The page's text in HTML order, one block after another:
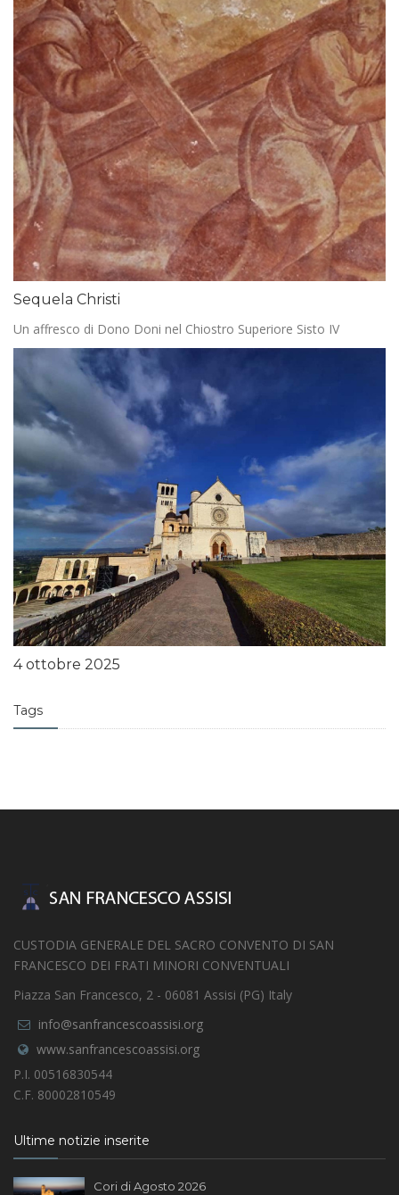
Sequela Christi
Un affresco di Dono Doni nel Chiostro Superiore Sisto IV
4 ottobre 2025
Tags
CUSTODIA GENERALE DEL SACRO CONVENTO DI SAN
FRANCESCO DEI FRATI MINORI CONVENTUALI
Piazza San Francesco, 2 - 06081 Assisi (PG) Italy
info@sanfrancescoassisi.org
www.sanfrancescoassisi.org
P.I. 00516830544
C.F. 80002810549
Ultime notizie inserite
Cori di Agosto 2026